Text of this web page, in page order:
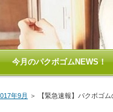
年9月
＞ 【緊急速報】パクボゴ
今月のパクボゴムNEWS！